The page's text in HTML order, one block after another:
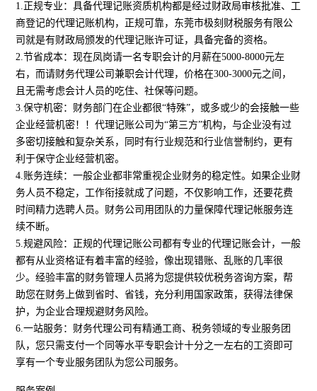
1.正规专业：具备代理记账资质机构都是经过财政局审核批准、工
商登记的代理记账机构，正规可靠，东莞市极刻财税服务有限公
司就是有财政局颁发的代理记账许可证，具备完备的资格。
2.节省成本：现在凤岗请一名专职会计的月薪在5000-8000元左
右，而请财务代理公司兼职会计代理，价格在300-3000元之间，
且无需考虑会计人员的吃住、社保等问题。
3.保守机密：财务部门在企业都很“特殊”，或多或少的会接触一些
企业经营机密！！代理记账公司为“第三方”机构，与企业没有过
多密切接触和复杂关系，同时有行业规范和行业信誉制约，更有
利于保守企业经营机密。
4.账务连续：一般企业都非常重视企业财务的稳定性。如果企业财
务人员不稳定，工作衔接就成了问题，不仅影响工作，还要花费
时间精力选聘人员。财务公司用团队的力量保障代理记帐服务连
续不断。
5.规避风险：正规的代理记账公司都有专业的代理记账会计，一般
都有从业资格证有着丰富的经验，像出现错账、乱账的几率很
少。经验丰富的财务管理人员將为您提供较优税务咨询方案，帮
助您在财务上做到省时、省钱，充分利用国家政策，获得法律保
护，为企业合理规避财务风险。
6.一站服务：财务代理公司有精通工商、税务领域的专业服务团
队，您只需支付一个同等水平专职会计十分之一左右的工资即可
享有一个专业服务团队为您公司服务。